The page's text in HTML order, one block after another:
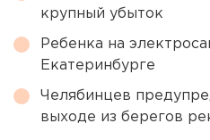
крупный убыток
Ребенка на
Екатеринбурге
Челябинцев
выходе из берегов